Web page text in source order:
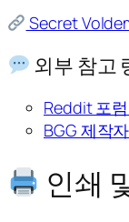
Secret
외부 참고
Reddit 포
BGG 제작
인쇄